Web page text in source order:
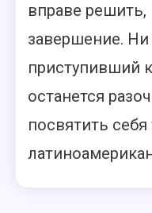
вправе решить,
завершение.
приступивший
останется
посвятить